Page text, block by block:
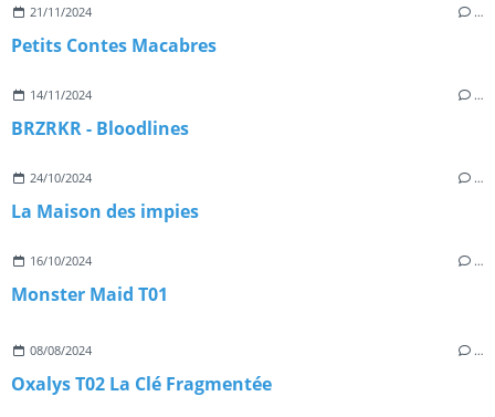
21/11/2024 …
Petits Contes Macabres
14/11/2024 …
BRZRKR - Bloodlines
24/10/2024 …
La Maison des impies
16/10/2024 …
Monster Maid T01
08/08/2024 …
Oxalys T02 La Clé Fragmentée